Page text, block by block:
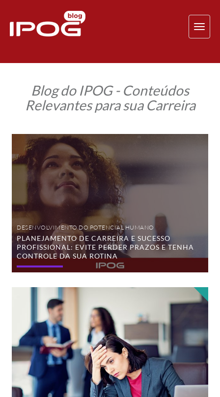
Blog do IPOG - Conteúdos
Relevantes para sua Carreira
Planejamento
carreira
e
sucesso
profissional:
evite
e
tenha
controle
da
sua
rotina
DESENVOLVIMENTO DO POTENCIAL HUMANO
PLANEJAMENTO DE CARREIRA E SUCESSO
PROFISSIONAL: EVITE PERDER PRAZOS E TENHA
CONTROLE DA SUA ROTINA
Transtornos
principais
causas
de
afastamento
trabalho